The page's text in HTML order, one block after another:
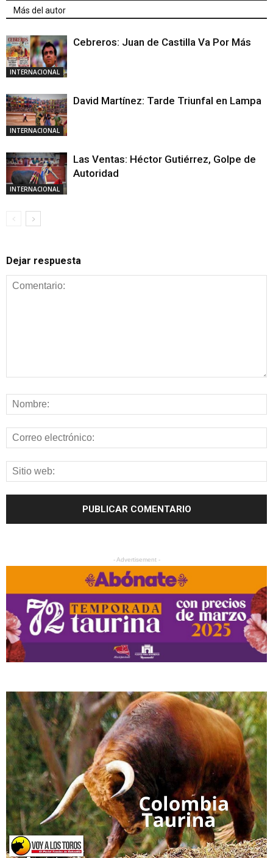
Más del autor
INTERNACIONAL
Cebreros: Juan de Castilla Va Por Más
INTERNACIONAL
David Martínez: Tarde Triunfal en Lampa
INTERNACIONAL
Las Ventas: Héctor Gutiérrez, Golpe de
Autoridad
Dejar respuesta
- Advertisement -